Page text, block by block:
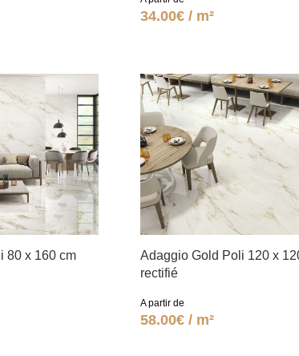
34.00€ / m²
80 x 160 cm
Adaggio Gold Poli 120 x
rectifié
A partir de
58.00€ / m²